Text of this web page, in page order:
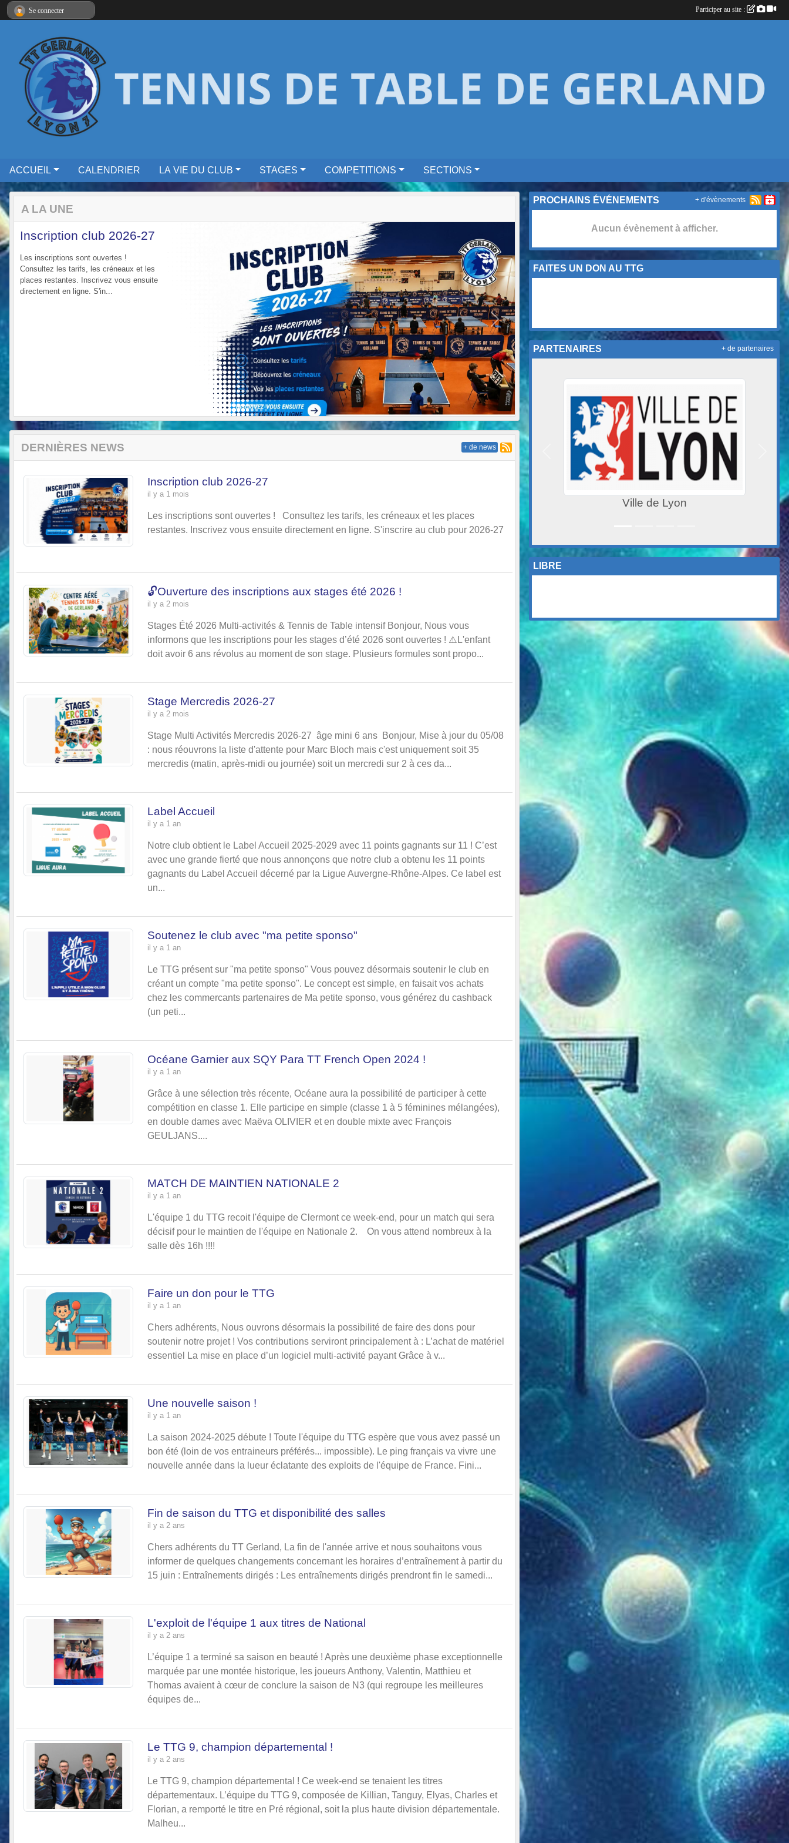
ACCUEIL CALENDRIER LA VIE DU CLUB STAGES COMPETITIONS SECTIONS
A LA UNE
Inscription club 2026-27
Les inscriptions sont ouvertes !
Consultez les tarifs, les créneaux et les
places restantes. Inscrivez vous ensuite
directement en ligne. S'in...
Next
DERNIÈRES NEWS
Inscription club 2026-27
il y a 1 mois
Les inscriptions sont ouvertes ! Consultez les tarifs, les créneaux et les places
restantes. Inscrivez vous ensuite directement en ligne. S'inscrire au club pour 2026-27
🔓Ouverture des inscriptions aux stages été 2026 !
il y a 2 mois
Stages Été 2026 Multi-activités & Tennis de Table intensif Bonjour, Nous vous
informons que les inscriptions pour les stages d’été 2026 sont ouvertes ! ⚠️L'enfant
doit avoir 6 ans révolus au moment de son stage. Plusieurs formules sont propo...
Stage Mercredis 2026-27
il y a 2 mois
Stage Multi Activités Mercredis 2026-27 âge mini 6 ans Bonjour, Mise à jour du 05/08
: nous réouvrons la liste d'attente pour Marc Bloch mais c'est uniquement soit 35
mercredis (matin, après-midi ou journée) soit un mercredi sur 2 à ces da...
Label Accueil
il y a 1 an
Notre club obtient le Label Accueil 2025-2029 avec 11 points gagnants sur 11 ! C’est
avec une grande fierté que nous annonçons que notre club a obtenu les 11 points
gagnants du Label Accueil décerné par la Ligue Auvergne-Rhône-Alpes. Ce label est
un...
Soutenez le club avec "ma petite sponso"
il y a 1 an
Le TTG présent sur "ma petite sponso" Vous pouvez désormais soutenir le club en
créant un compte "ma petite sponso". Le concept est simple, en faisait vos achats
chez les commercants partenaires de Ma petite sponso, vous générez du cashback
(un peti...
Océane Garnier aux SQY Para TT French Open 2024 !
il y a 1 an
Grâce à une sélection très récente, Océane aura la possibilité de participer à cette
compétition en classe 1. Elle participe en simple (classe 1 à 5 féminines mélangées),
en double dames avec Maëva OLIVIER et en double mixte avec François
GEULJANS....
MATCH DE MAINTIEN NATIONALE 2
il y a 1 an
L'équipe 1 du TTG recoit l'équipe de Clermont ce week-end, pour un match qui sera
décisif pour le maintien de l'équipe en Nationale 2. On vous attend nombreux à la
salle dès 16h !!!!
Faire un don pour le TTG
il y a 1 an
Chers adhérents, Nous ouvrons désormais la possibilité de faire des dons pour
soutenir notre projet ! Vos contributions serviront principalement à : L’achat de matériel
essentiel La mise en place d’un logiciel multi-activité payant Grâce à v...
Une nouvelle saison !
il y a 1 an
La saison 2024-2025 débute ! Toute l'équipe du TTG espère que vous avez passé un
bon été (loin de vos entraineurs préférés... impossible). Le ping français va vivre une
nouvelle année dans la lueur éclatante des exploits de l'équipe de France. Fini...
Fin de saison du TTG et disponibilité des salles
il y a 2 ans
Chers adhérents du TT Gerland, La fin de l'année arrive et nous souhaitons vous
informer de quelques changements concernant les horaires d’entraînement à partir du
15 juin : Entraînements dirigés : Les entraînements dirigés prendront fin le samedi...
L'exploit de l'équipe 1 aux titres de National
il y a 2 ans
L’équipe 1 a terminé sa saison en beauté ! Après une deuxième phase exceptionnelle
marquée par une montée historique, les joueurs Anthony, Valentin, Matthieu et
Thomas avaient à cœur de conclure la saison de N3 (qui regroupe les meilleures
équipes de...
Le TTG 9, champion départemental !
il y a 2 ans
Le TTG 9, champion départemental ! Ce week-end se tenaient les titres
départementaux. L’équipe du TTG 9, composée de Killian, Tanguy, Elyas, Charles et
Florian, a remporté le titre en Pré régional, soit la plus haute division départementale.
Malheu...
+ de news
PROCHAINS ÉVÉNEMENTS
Aucun évènement à afficher.
+ d'évènements
FAITES UN DON AU TTG
PARTENAIRES
Castano Sport
Précedent
+ de partenaires
LIBRE
Se connecter Participer au site :
Panneau de gestion des cookies